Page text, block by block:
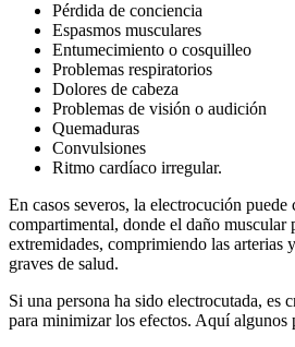
Pérdida de conciencia
Espasmos musculares
Entumecimiento o cosquilleo
Problemas respiratorios
Dolores de cabeza
Problemas de visión o audición
Quemaduras
Convulsiones
Ritmo cardíaco irregular.
En casos severos, la electrocución puede
compartimental, donde el daño muscular
extremidades, comprimiendo las arterias
graves de salud.
Si una persona ha sido electrocutada, es
para minimizar los efectos. Aquí algunos